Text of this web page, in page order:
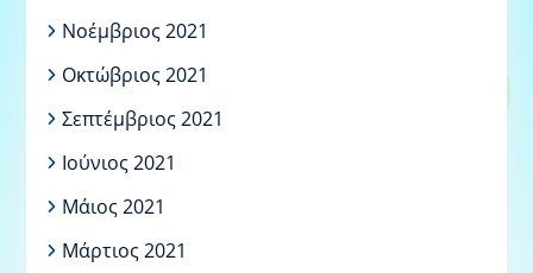
Νοέμβριος 2021
Οκτώβριος 2021
Σεπτέμβριος 2021
Ιούνιος 2021
Μάιος 2021
Μάρτιος 2021